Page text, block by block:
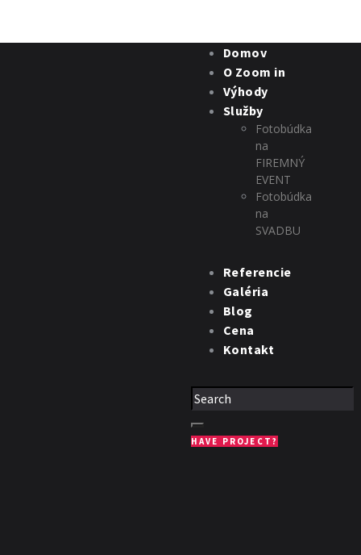
Domov
O Zoom in
Výhody
Služby
Fotobúdka
na
FIREMNÝ
EVENT
Fotobúdka
na
SVADBU
Referencie
Galéria
Blog
Cena
Kontakt
HAVE PROJECT?